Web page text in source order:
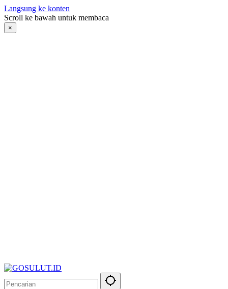
Langsung ke konten
Scroll ke bawah untuk membaca
×